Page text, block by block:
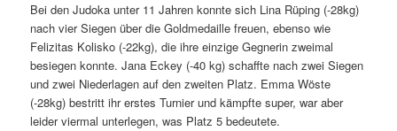
Bei den Judoka unter 11 Jahren konnte sich Lina Rüping (-28kg)
nach vier Siegen über die Goldmedaille freuen, ebenso wie
Felizitas Kolisko (-22kg), die ihre einzige Gegnerin zweimal
besiegen konnte. Jana Eckey (-40 kg) schaffte nach zwei Siegen
und zwei Niederlagen auf den zweiten Platz. Emma Wöste
(-28kg) bestritt ihr erstes Turnier und kämpfte super, war aber
leider viermal unterlegen, was Platz 5 bedeutete.